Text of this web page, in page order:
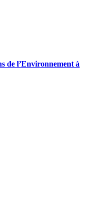
de l’Environnement à